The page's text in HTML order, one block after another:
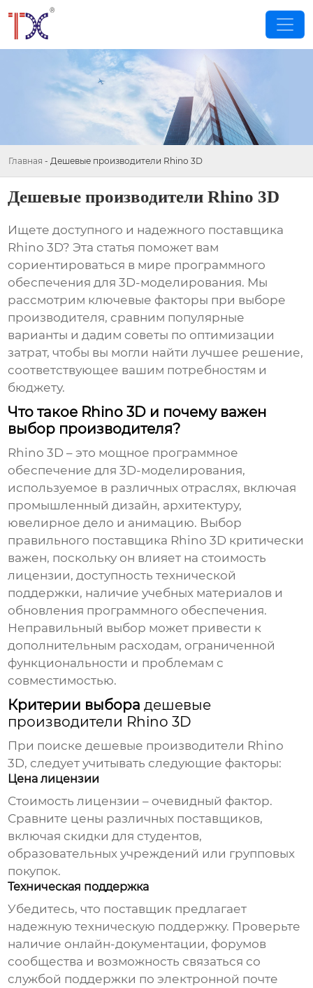
Главная - Дешевые производители Rhino 3D
Дешевые производители Rhino 3D
Ищете доступного и надежного поставщика
Rhino 3D? Эта статья поможет вам
сориентироваться в мире программного
обеспечения для 3D-моделирования. Мы
рассмотрим ключевые факторы при выборе
производителя, сравним популярные
варианты и дадим советы по оптимизации
затрат, чтобы вы могли найти лучшее решение,
соответствующее вашим потребностям и
бюджету.
Что такое Rhino 3D и почему важен
выбор производителя?
Rhino 3D – это мощное программное
обеспечение для 3D-моделирования,
используемое в различных отраслях, включая
промышленный дизайн, архитектуру,
ювелирное дело и анимацию. Выбор
правильного поставщика Rhino 3D критически
важен, поскольку он влияет на стоимость
лицензии, доступность технической
поддержки, наличие учебных материалов и
обновления программного обеспечения.
Неправильный выбор может привести к
дополнительным расходам, ограниченной
функциональности и проблемам с
совместимостью.
Критерии выборадешевые
производители Rhino 3D
При поискедешевые производители Rhino
3D, следует учитывать следующие факторы:
Цена лицензии
Стоимость лицензии – очевидный фактор.
Сравните цены различных поставщиков,
включая скидки для студентов,
образовательных учреждений или групповых
покупок.
Техническая поддержка
Убедитесь, что поставщик предлагает
надежную техническую поддержку. Проверьте
наличие онлайн-документации, форумов
сообщества и возможность связаться со
службой поддержки по электронной почте